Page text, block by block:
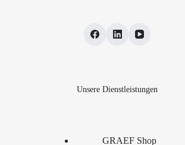
Unsere Dienstleistungen
GRAEF Shop